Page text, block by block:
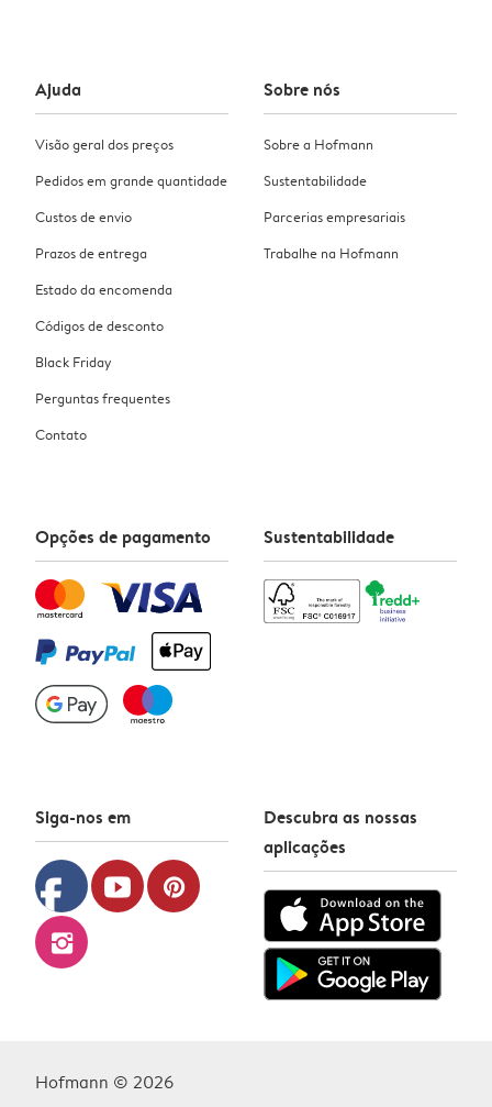
Ajuda
Visão geral dos preços
Pedidos em grande quantidade
Custos de envio
Prazos de entrega
Estado da encomenda
Códigos de desconto
Black Friday
Perguntas frequentes
Contato
Sobre nós
Sobre a Hofmann
Sustentabilidade
Parcerias empresariais
Trabalhe na Hofmann
Opções de pagamento Sustentabilidade
Siga-nos em
facebook youtube pinterest
instagram
Descubra as nossas
aplicações
Hofmann © 2026